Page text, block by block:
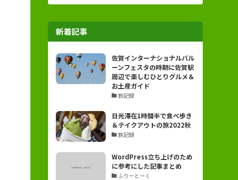
新着記事
佐賀インターナショナルバル
ーンフェスタの時期に佐賀駅
周辺で楽しむひとりグルメ＆
お土産ガイド
旅記録
日光滞在1時間半で食べ歩き
＆テイクアウトの旅2022秋
旅記録
WordPress立ち上げのため
に参考にした記事まとめ
ふりーとーく